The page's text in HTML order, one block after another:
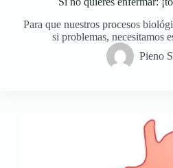
Para que nuestros procesos
si problemas, necesitamos
Pieno